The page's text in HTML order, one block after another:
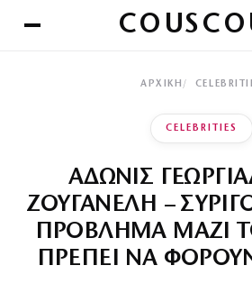
ΑΡΧΙΚΉ
CELEBRITIES
ΑΔΩΝΙΣ
ΖΟΥΓΑΝΕΛΗ –
ΠΡΟΒΛΗΜΑ ΜΑΖΙ
ΠΡΕΠΕΙ ΝΑ